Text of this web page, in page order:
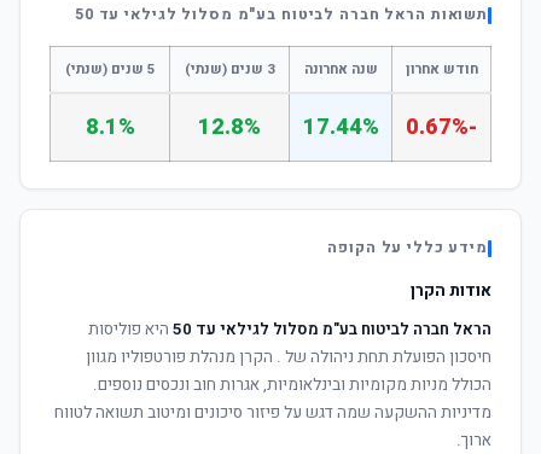
תשואות הראל חברה לביטוח בע"מ מסלול לגילאי עד 50
חודש אחרון שנה אחרונה 3 שנים (שנתי) 5 שנים (שנתי)
-0.67%
17.44%
12.8%
8.1%
מידע כללי על הקופה
אודות הקרן
הראל חברה לביטוח בע"מ מסלול לגילאי עד 50
היא פוליסות
חיסכון הפועלת תחת ניהולה של . הקרן מנהלת פורטפוליו מגוון
הכולל מניות מקומיות ובינלאומיות, אגרות חוב ונכסים נוספים.
מדיניות ההשקעה שמה דגש על פיזור סיכונים ומיטוב תשואה לטווח
ארוך.